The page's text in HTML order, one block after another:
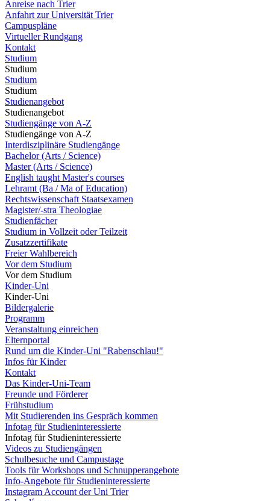
Anreise nach Trier
Anfahrt zur Universität Trier
Campuspläne
Virtueller Rundgang
Kontakt
Studium
Studium
Studium
Studium
Studienangebot
Studienangebot
Studiengänge von A-Z
Studiengänge von A-Z
Interdisziplinäre Studiengänge
Bachelor (Arts / Science)
Master (Arts / Science)
English taught Master's courses
Lehramt (Ba / Ma of Education)
Rechtswissenschaft Staatsexamen
Magister/-stra Theologiae
Studienfächer
Studium in Vollzeit oder Teilzeit
Zusatzzertifikate
Freier Wahlbereich
Vor dem Studium
Vor dem Studium
Kinder-Uni
Kinder-Uni
Bildergalerie
Programm
Veranstaltung einreichen
Elternportal
Rund um die Kinder-Uni "Rabenschlau!"
Infos für Kinder
Kontakt
Das Kinder-Uni-Team
Freunde und Förderer
Frühstudium
Mit Studierenden ins Gespräch kommen
Infotag für Studieninteressierte
Infotag für Studieninteressierte
Videos zu Studiengängen
Schulbesuche und Campustage
Tools für Workshops und Schnupperangebote
Info-Angebote für Studieninteressierte
Instagram Account der Uni Trier